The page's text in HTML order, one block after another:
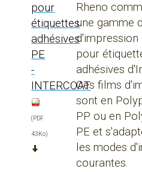
pour
étiquettes
adhésives
PE
-
INTERCOAT
(PDF
43Ko)
Rheno
une gamme
d'impression
pour
adhésives
Ces films
sont en
PP ou en
PE et
les modes
courantes.